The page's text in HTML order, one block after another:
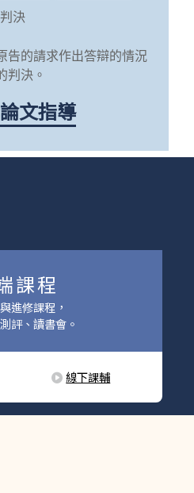
決
告的請求作出答辯的情況
判決。
文指導
課程
進修課程，
評、讀書會。
線下課輔